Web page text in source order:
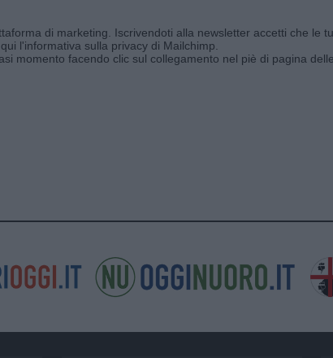
di marketing. Iscrivendoti alla newsletter accetti che le
l'informativa sulla privacy di Mailchimp
momento facendo clic sul collegamento nel piè di pagina